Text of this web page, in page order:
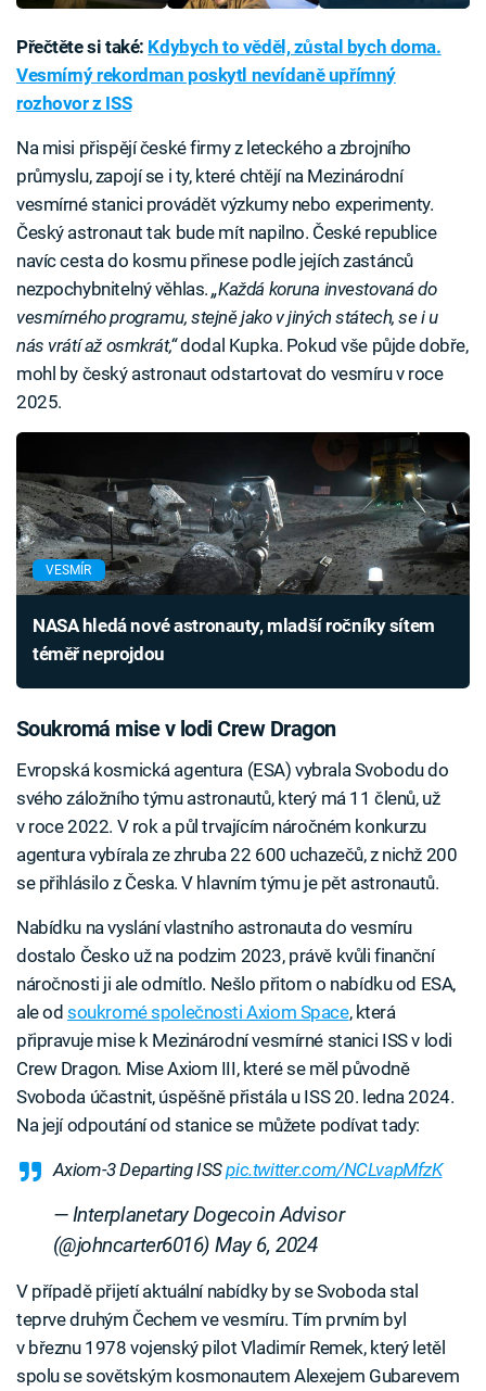
Přečtěte si také: Kdybych to věděl, zůstal bych doma.
Vesmírný rekordman poskytl nevídaně upřímný
rozhovor z ISS
Na misi přispějí české firmy z leteckého a zbrojního
průmyslu, zapojí se i ty, které chtějí na Mezinárodní
vesmírné stanici provádět výzkumy nebo experimenty.
Český astronaut tak bude mít napilno. České republice
navíc cesta do kosmu přinese podle jejích zastánců
nezpochybnitelný věhlas.„Každá koruna investovaná do
vesmírného programu, stejně jako v jiných státech, se i u
nás vrátí až osmkrát,“dodal Kupka. Pokud vše půjde dobře,
mohl by český astronaut odstartovat do vesmíru v roce
2025.
VESMÍR
NASA hledá nové astronauty, mladší ročníky sítem
téměř neprojdou
Soukromá mise v lodi Crew Dragon
Evropská kosmická agentura (ESA) vybrala Svobodu do
svého záložního týmu astronautů, který má 11 členů, už
v roce 2022. V rok a půl trvajícím náročném konkurzu
agentura vybírala ze zhruba 22 600 uchazečů, z nichž 200
se přihlásilo z Česka. V hlavním týmu je pět astronautů.
Nabídku na vyslání vlastního astronauta do vesmíru
dostalo Česko už na podzim 2023, právě kvůli finanční
náročnosti ji ale odmítlo. Nešlo přitom o nabídku od ESA,
ale odsoukromé společnosti Axiom Space, která
připravuje mise k Mezinárodní vesmírné stanici ISS v lodi
Crew Dragon. Mise Axiom III, které se měl původně
Svoboda účastnit, úspěšně přistála u ISS 20. ledna 2024.
Na její odpoutání od stanice se můžete podívat tady:
Axiom-3 Departing ISSpic.twitter.com/NCLvapMfzK
— Interplanetary Dogecoin Advisor
(@johncarter6016)May 6, 2024
V případě přijetí aktuální nabídky by se Svoboda stal
teprve druhým Čechem ve vesmíru. Tím prvním byl
v březnu 1978 vojenský pilot Vladimír Remek, který letěl
spolu se sovětským kosmonautem Alexejem Gubarevem